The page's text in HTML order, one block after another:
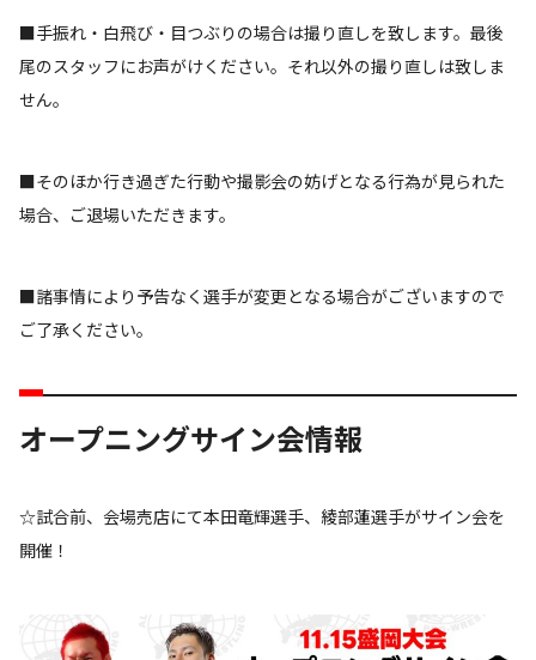
■手振れ・白飛び・目つぶりの場合は撮り直しを致します。最後
尾のスタッフにお声がけください。それ以外の撮り直しは致しま
せん。
■そのほか行き過ぎた行動や撮影会の妨げとなる行為が見られた
場合、ご退場いただきます。
■諸事情により予告なく選手が変更となる場合がございますので
ご了承ください。
オープニングサイン会情報
☆試合前、会場売店にて本田竜輝選手、綾部蓮選手がサイン会を
開催！